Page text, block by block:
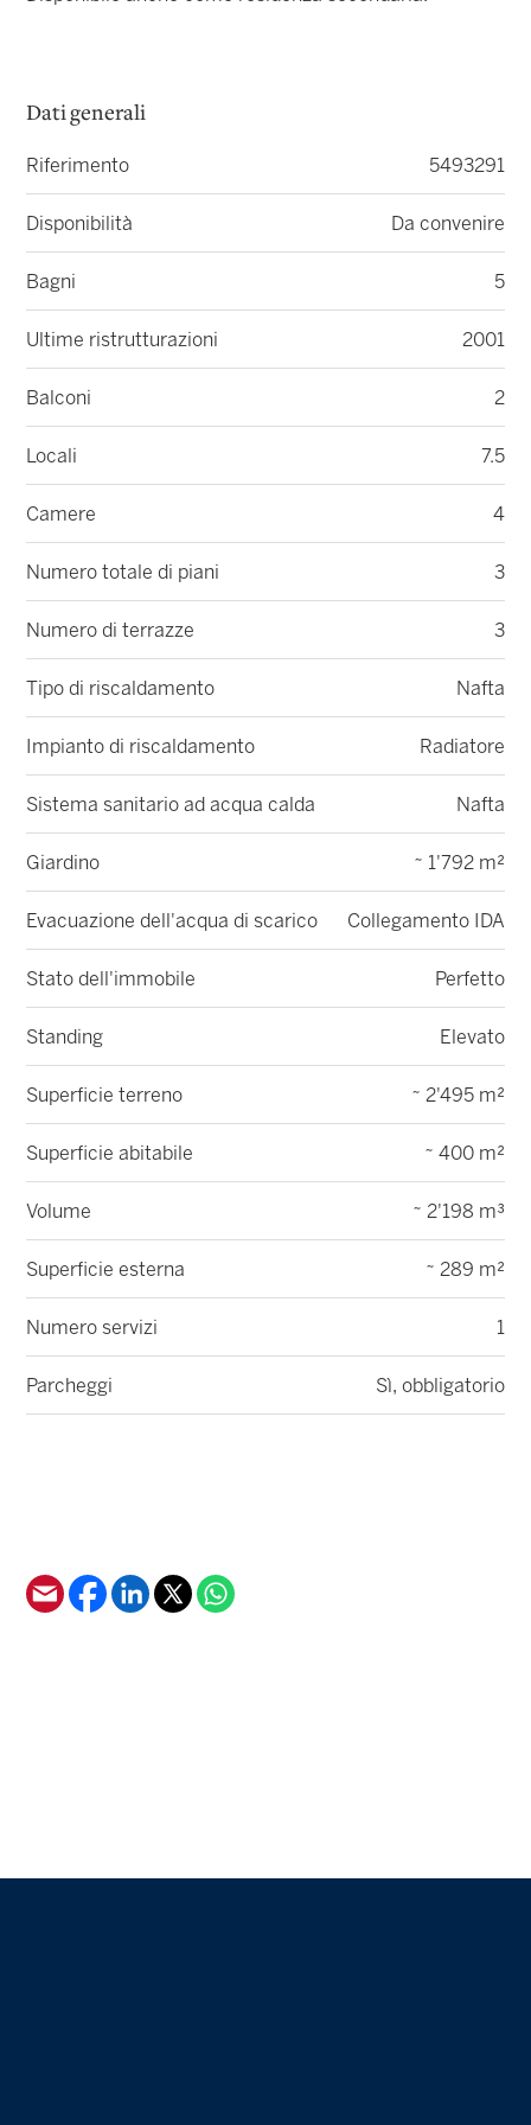
Dati generali
Riferimento 5493291
Disponibilità Da convenire
Bagni 5
Ultime ristrutturazioni 2001
Balconi 2
Locali 7.5
Camere 4
Numero totale di piani 3
Numero di terrazze 3
Tipo di riscaldamento Nafta
Impianto di riscaldamento Radiatore
Sistema sanitario ad acqua calda Nafta
Giardino ~ 1'792 m²
Evacuazione dell'acqua di scarico Collegamento IDA
Stato dell'immobile Perfetto
Standing Elevato
Superficie terreno ~ 2'495 m²
Superficie abitabile ~ 400 m²
Volume ~ 2'198 m³
Superficie esterna ~ 289 m²
Numero servizi 1
Parcheggi Sì, obbligatorio